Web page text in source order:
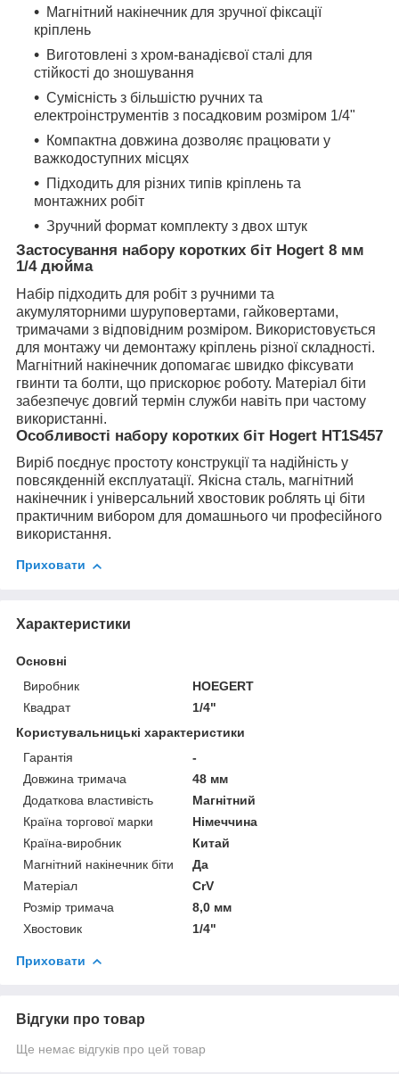
Магнітний накінечник для зручної фіксації
кріплень
Виготовлені з хром-ванадієвої сталі для
стійкості до зношування
Сумісність з більшістю ручних та
електроінструментів з посадковим розміром 1/4"
Компактна довжина дозволяє працювати у
важкодоступних місцях
Підходить для різних типів кріплень та
монтажних робіт
Зручний формат комплекту з двох штук
Застосування набору коротких біт Hogert 8 мм
1/4 дюйма
Набір підходить для робіт з ручними та
акумуляторними шуруповертами, гайковертами,
тримачами з відповідним розміром. Використовується
для монтажу чи демонтажу кріплень різної складності.
Магнітний накінечник допомагає швидко фіксувати
гвинти та болти, що прискорює роботу. Матеріал біти
забезпечує довгий термін служби навіть при частому
використанні.
Особливості набору коротких біт Hogert HT1S457
Виріб поєднує простоту конструкції та надійність у
повсякденній експлуатації. Якісна сталь, магнітний
накінечник і універсальний хвостовик роблять ці біти
практичним вибором для домашнього чи професійного
використання.
Приховати
Характеристики
Основні
Виробник
HOEGERT
Квадрат
1/4"
Користувальницькі характеристики
Гарантія
-
Довжина тримача
48 мм
Додаткова властивість
Магнітний
Країна торгової марки
Німеччина
Країна-виробник
Китай
Магнітний накінечник біти
Да
Матеріал
CrV
Розмір тримача
8,0 мм
Хвостовик
1/4"
Приховати
Відгуки про товар
Ще немає відгуків про цей товар